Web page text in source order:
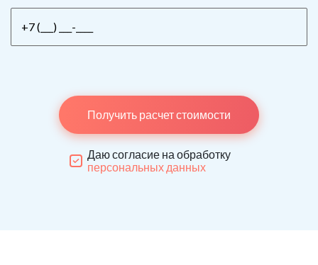
Получить расчет стоимости
Даю согласие на обработку
персональных данных